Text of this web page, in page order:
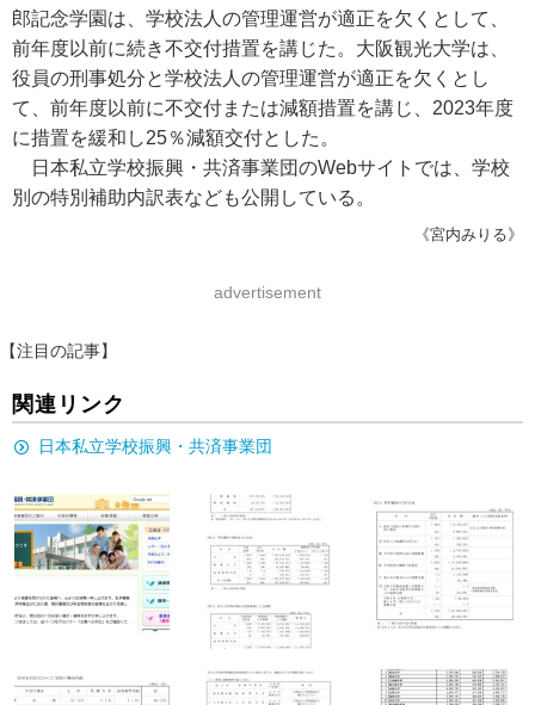
郎記念学園は、学校法人の管理運営が適正を欠くとして、
前年度以前に続き不交付措置を講じた。大阪観光大学は、
役員の刑事処分と学校法人の管理運営が適正を欠くとし
て、前年度以前に不交付または減額措置を講じ、2023年度
に措置を緩和し25％減額交付とした。
日本私立学校振興・共済事業団のWebサイトでは、学校
別の特別補助内訳表なども公開している。
《宮内みりる》
advertisement
【注目の記事】
関連リンク
日本私立学校振興・共済事業団